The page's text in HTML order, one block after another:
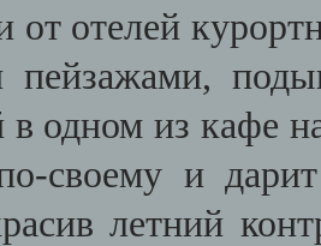
от отелей
пейзажами,
в одном из кафе
своему и
летний